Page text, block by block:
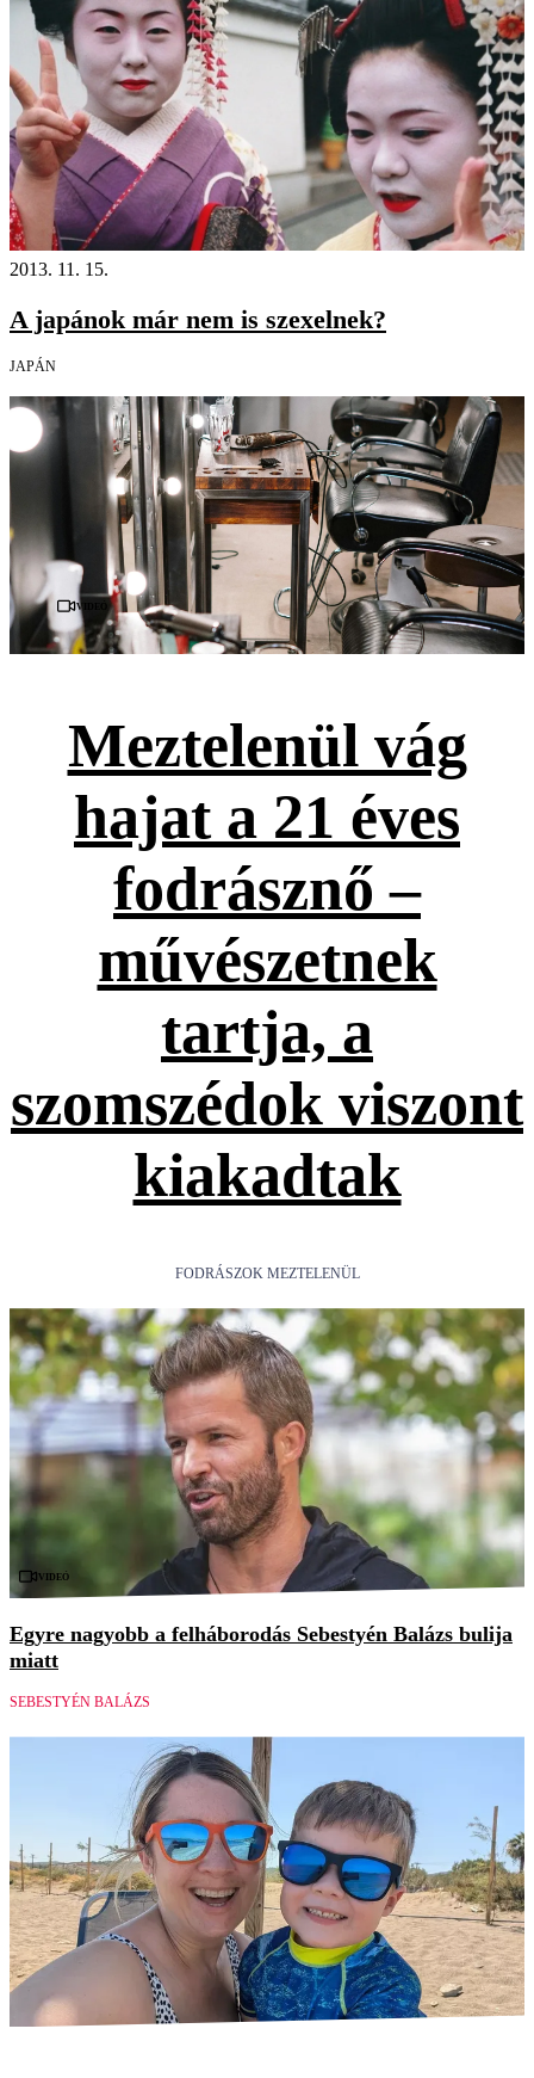
2013. 11. 15.
A japánok már nem is szexelnek?
JAPÁN
Videó
Meztelenül vág
hajat a 21 éves
fodrásznő –
művészetnek
tartja, a
szomszédok viszont
kiakadtak
FODRÁSZOK MEZTELENÜL
Videó
Egyre nagyobb a felháborodás Sebestyén Balázs bulija
miatt
SEBESTYÉN BALÁZS